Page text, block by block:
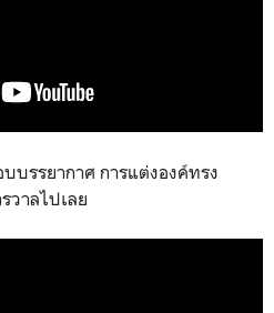
บรรยากาศ การแต่งองค์ทรง
วาลไปเลย